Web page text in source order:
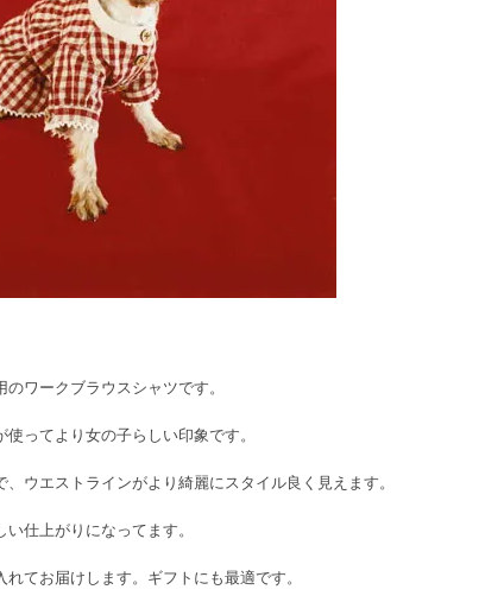
ワークブラウスシャツです。
ってより女の子らしい印象です。
ウエストラインがより綺麗にスタイル良く見えます。
仕上がりになってます。
てお届けします。ギフトにも最適です。